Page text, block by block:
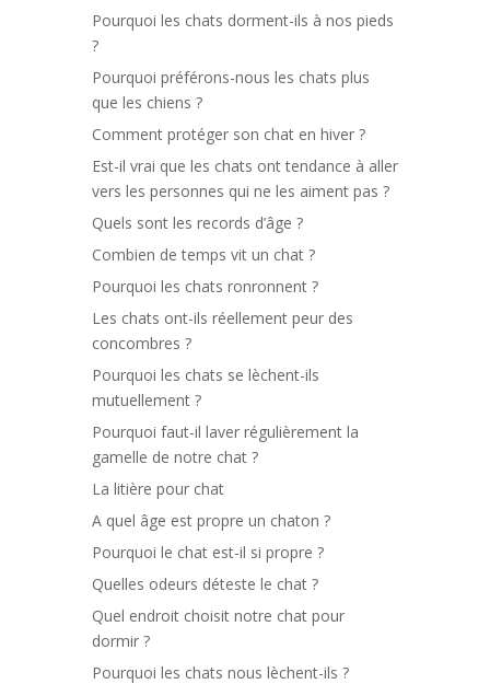
Pourquoi les chats dorment-ils à nos pieds
?
Pourquoi préférons-nous les chats plus
que les chiens ?
Comment protéger son chat en hiver ?
Est-il vrai que les chats ont tendance à aller
vers les personnes qui ne les aiment pas ?
Quels sont les records d’âge ?
Combien de temps vit un chat ?
Pourquoi les chats ronronnent ?
Les chats ont-ils réellement peur des
concombres ?
Pourquoi les chats se lèchent-ils
mutuellement ?
Pourquoi faut-il laver régulièrement la
gamelle de notre chat ?
La litière pour chat
A quel âge est propre un chaton ?
Pourquoi le chat est-il si propre ?
Quelles odeurs déteste le chat ?
Quel endroit choisit notre chat pour
dormir ?
Pourquoi les chats nous lèchent-ils ?